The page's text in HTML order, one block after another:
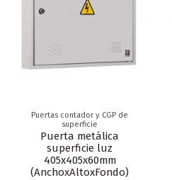
Puertas contador y CGP de
superficie
Puerta metálica
superficie luz
405x405x60mm
(AnchoxAltoxFondo)